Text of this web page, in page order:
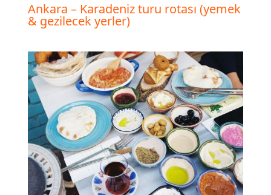
Ankara – Karadeniz turu rotası (yemek
& gezilecek yerler)